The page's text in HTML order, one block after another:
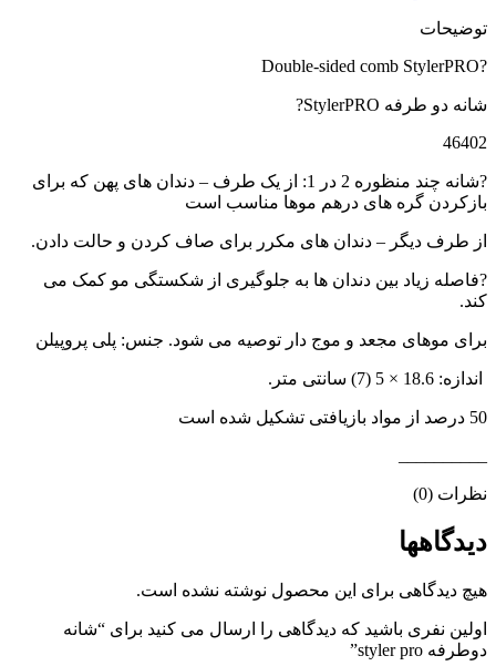
توضیحات
?Double-sided comb StylerPRO
شانه دو طرفه StylerPRO?
46402
?شانه چند منظوره 2 در 1: از یک طرف – دندان های پهن که برای
بازکردن گره های درهم موها مناسب است
از طرف دیگر – دندان های مکرر برای صاف کردن و حالت دادن.
?فاصله زیاد بین دندان ها به جلوگیری از شکستگی مو کمک می
کند.
برای موهای مجعد و موج دار توصیه می شود. جنس: پلی پروپیلن
اندازه: 18.6 × 5 (7) سانتی متر.
50 درصد از مواد بازیافتی تشکیل شده است
نظرات (0)
دیدگاهها
هیچ دیدگاهی برای این محصول نوشته نشده است.
اولین نفری باشید که دیدگاهی را ارسال می کنید برای “شانه
دوطرفه styler pro”